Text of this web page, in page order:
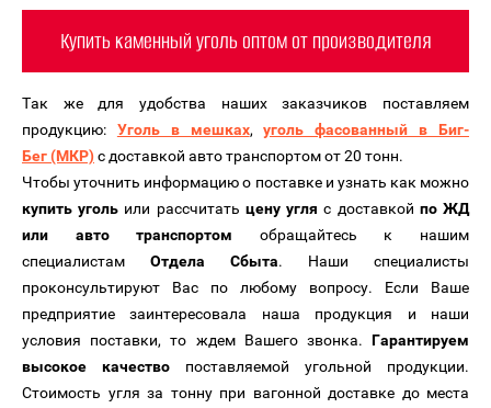
Купить каменный уголь оптом от производителя
Так же для удобства наших заказчиков поставляем
продукцию: Уголь в мешках,
уголь фасованный в Биг-
Бег (МКР)с доставкой авто транспортом от 20 тонн.
Чтобы уточнить информацию о поставке и узнать как можно
купить уголь или рассчитать цену угля с доставкой по ЖД
или авто транспортом обращайтесь к нашим
специалистам Отдела Сбыта. Наши специалисты
проконсультируют Вас по любому вопросу. Если Ваше
предприятие заинтересовала наша продукция и наши
условия поставки, то ждем Вашего звонка. Гарантируем
высокое качество поставляемой угольной продукции.
Стоимость угля за тонну при вагонной доставке до места